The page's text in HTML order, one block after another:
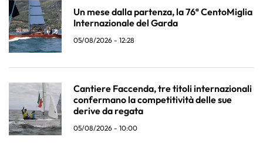
Un mese dalla partenza, la 76ª CentoMiglia
Internazionale del Garda
05/08/2026 - 12:28
Cantiere Faccenda, tre titoli internazionali
confermano la competitività delle sue
derive da regata
05/08/2026 - 10:00